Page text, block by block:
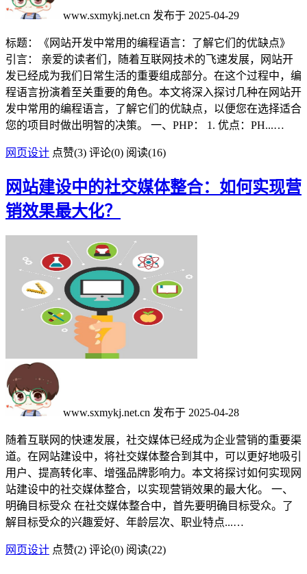
www.sxmykj.net.cn 发布于 2025-04-29
标题：《网站开发中常用的编程语言：了解它们的优缺点》
引言： 亲爱的读者们，随着互联网技术的飞速发展，网站开
发已经成为我们日常生活的重要组成部分。在这个过程中，编
程语言扮演着至关重要的角色。本文将深入探讨几种在网站开
发中常用的编程语言，了解它们的优缺点，以便您在选择适合
您的项目时做出明智的决策。 一、PHP： 1. 优点：PH...…
网页设计 点赞(3) 评论(0) 阅读(16)
网站建设中的社交媒体整合：如何实现营
销效果最大化？
www.sxmykj.net.cn 发布于 2025-04-28
随着互联网的快速发展，社交媒体已经成为企业营销的重要渠
道。在网站建设中，将社交媒体整合到其中，可以更好地吸引
用户、提高转化率、增强品牌影响力。本文将探讨如何实现网
站建设中的社交媒体整合，以实现营销效果的最大化。 一、
明确目标受众 在社交媒体整合中，首先要明确目标受众。了
解目标受众的兴趣爱好、年龄层次、职业特点...…
网页设计 点赞(2) 评论(0) 阅读(22)